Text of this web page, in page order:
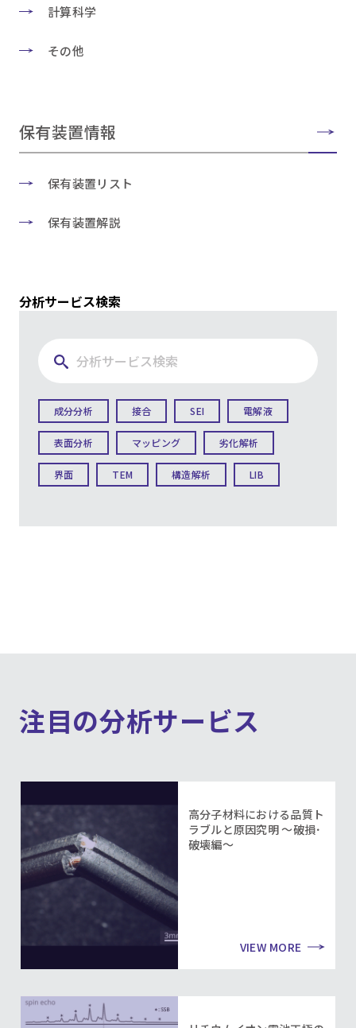
計算科学
その他
保有装置情報
保有装置リスト
保有装置解説
分析サービス検索
成分分析 接合 SEI 電解液
表面分析 マッピング 劣化解析
界面 TEM 構造解析 LIB
注目の分析サービス
高分子材料における品質ト
ラブルと原因究明 ～破損･
破壊編～
VIEW MORE